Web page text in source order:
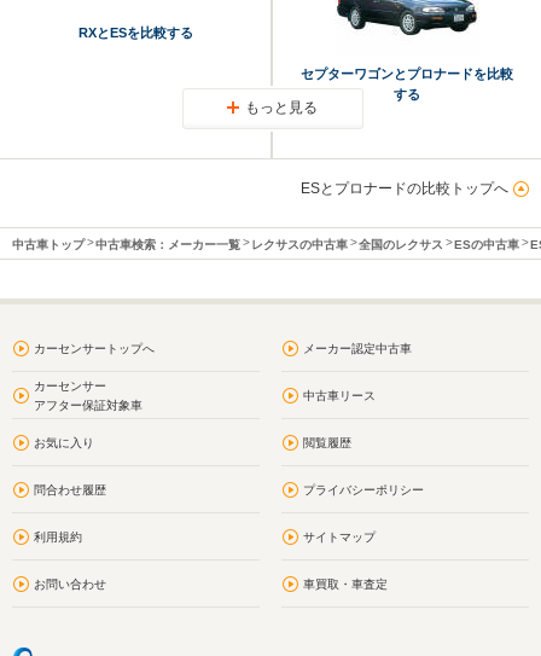
RXとESを比較する
セプターワゴンとプロナードを比較
する
もっと見る
ESとプロナードの比較トップへ
中古車トップ 中古車検索：メーカー一覧 レクサスの中古車 全国のレクサス ESの中古車
カーセンサートップへ メーカー認定中古車
カーセンサー
アフター保証対象車
中古車リース
お気に入り 閲覧履歴
問合わせ履歴 プライバシーポリシー
利用規約 サイトマップ
お問い合わせ 車買取・車査定